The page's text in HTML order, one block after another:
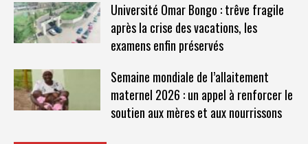
Université Omar Bongo : trêve fragile
après la crise des vacations, les
examens enfin préservés
Semaine mondiale de l’allaitement
maternel 2026 : un appel à renforcer le
soutien aux mères et aux nourrissons